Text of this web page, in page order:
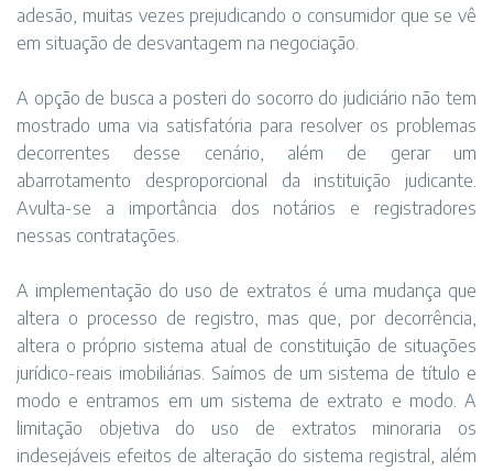
adesão, muitas vezes prejudicando o consumidor que se vê
em situação de desvantagem na negociação.
A opção de busca a posteri do socorro do judiciário não tem
mostrado uma via satisfatória para resolver os problemas
decorrentes desse cenário, além de gerar um
abarrotamento desproporcional da instituição judicante.
Avulta-se a importância dos notários e registradores
nessas contratações.
A implementação do uso de extratos é uma mudança que
altera o processo de registro, mas que, por decorrência,
altera o próprio sistema atual de constituição de situações
jurídico-reais imobiliárias. Saímos de um sistema de título e
modo e entramos em um sistema de extrato e modo. A
limitação objetiva do uso de extratos minoraria os
indesejáveis efeitos de alteração do sistema registral, além